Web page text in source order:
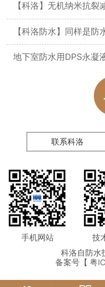
【科洛】无机纳米抗
【科洛防水】同样是防水
地下室防水用DPS永凝液防
联系科洛
手机网站 技
科洛自防水
备案号【 粤